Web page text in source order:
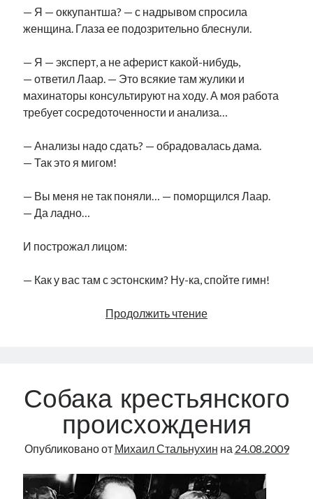
— Я — оккупантша? — с надрывом спросила
женщина. Глаза ее подозрительно блеснули.
— Я — эксперт, а не аферист какой-нибудь,
— ответил Лаар. — Это всякие там жулики и
махинаторы консультируют на ходу. А моя работа
требует сосредоточенности и анализа…
— Анализы надо сдать? — обрадовалась дама.
— Так это я мигом!
— Вы меня не так поняли… — поморщился Лаар.
— Да ладно…
И построжал лицом:
— Как у вас там с эстонским? Ну-ка, спойте гимн!
Продолжить чтениеДиагноз:
Собака крестьянского
происхождения
Опубликовано от Михаил Стальнухин на 24.08.2009